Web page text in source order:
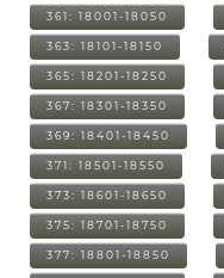
361: 18001-18050
363: 18101-18150
365: 18201-18250
367: 18301-18350
369: 18401-18450
371: 18501-18550
373: 18601-18650
375: 18701-18750
377: 18801-18850